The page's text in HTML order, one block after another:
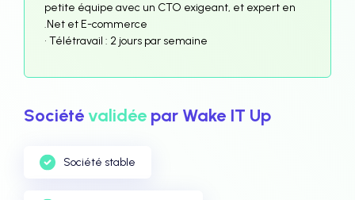
petite équipe avec un CTO exigeant, et expert en
.Net et E-commerce
• Télétravail : 2 jours par semaine
Sociétévalidée par Wake IT Up
Société stable